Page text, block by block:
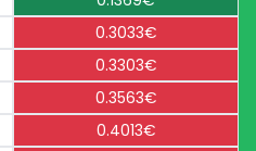
0.3033€
0.3303€
0.3563€
0.4013€